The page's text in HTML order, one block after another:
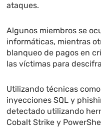
ataques.
Algunos miembros se
informáticas, mientras
blanqueo de pagos en
las víctimas para
Utilizando técnicas
inyecciones SQL y
detectado utilizando
Cobalt Strike y